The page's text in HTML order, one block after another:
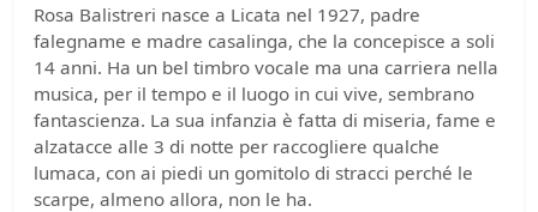
Rosa Balistreri nasce a Licata nel 1927, padre
falegname e madre casalinga, che la concepisce a soli
14 anni. Ha un bel timbro vocale ma una carriera nella
musica, per il tempo e il luogo in cui vive, sembrano
fantascienza. La sua infanzia è fatta di miseria, fame e
alzatacce alle 3 di notte per raccogliere qualche
lumaca, con ai piedi un gomitolo di stracci perché le
scarpe, almeno allora, non le ha.